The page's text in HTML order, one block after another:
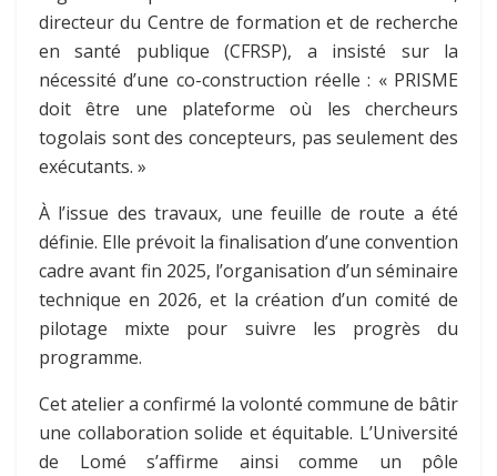
directeur du Centre de formation et de recherche
en santé publique (CFRSP), a insisté sur la
nécessité d’une co-construction réelle : « PRISME
doit être une plateforme où les chercheurs
togolais sont des concepteurs, pas seulement des
exécutants. »
À l’issue des travaux, une feuille de route a été
définie. Elle prévoit la finalisation d’une convention
cadre avant fin 2025, l’organisation d’un séminaire
technique en 2026, et la création d’un comité de
pilotage mixte pour suivre les progrès du
programme.
Cet atelier a confirmé la volonté commune de bâtir
une collaboration solide et équitable. L’Université
de Lomé s’affirme ainsi comme un pôle